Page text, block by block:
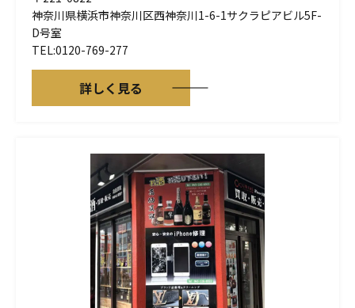
神奈川県横浜市神奈川区西神奈川1-6-1サクラピアビル5F-
D号室
TEL:0120-769-277
詳しく見る